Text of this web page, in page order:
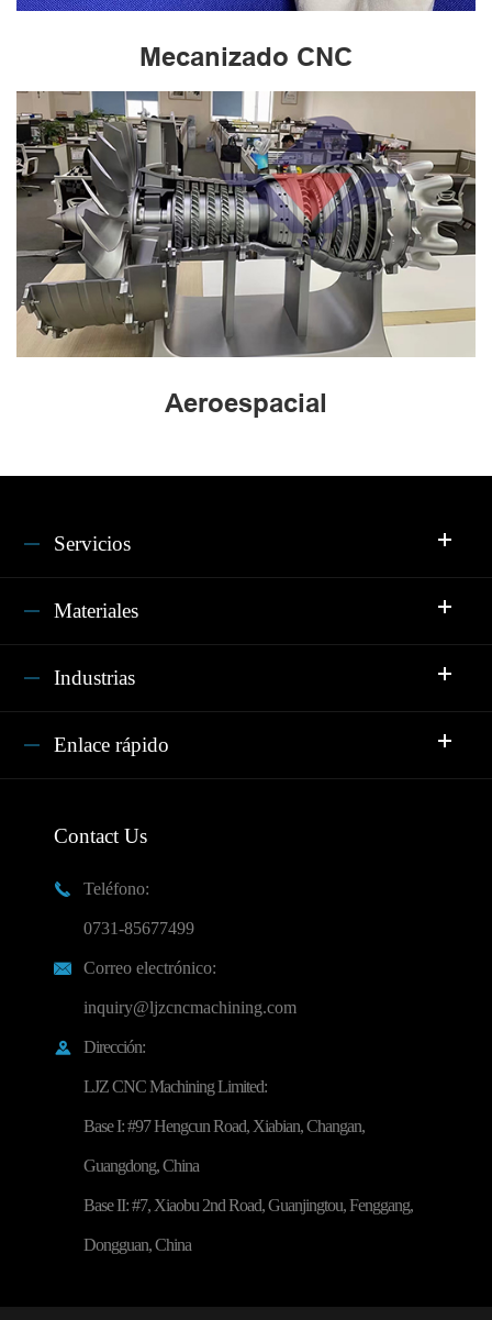
Mecanizado CNC
Aeroespacial
Servicios
Materiales
Industrias
Enlace rápido
Contact Us

Teléfono:
0731-85677499

Correo electrónico:
inquiry@ljzcncmachining.com

Dirección:
LJZ CNC Machining Limited:
Base I: #97 Hengcun Road, Xiabian, Changan,
Guangdong, China
Base II: #7, Xiaobu 2nd Road, Guanjingtou, Fenggang,
Dongguan, China